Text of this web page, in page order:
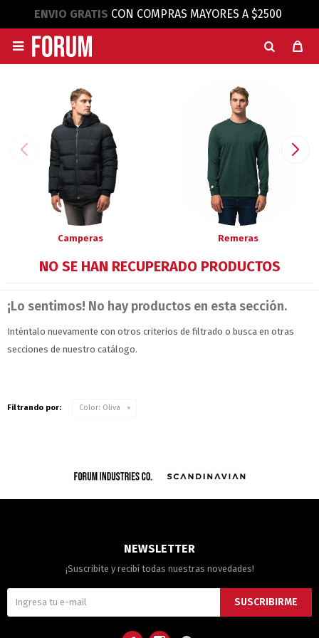
ENVIO GRATIS CON COMPRAS MAYORES A $2500

Camperas Remeras
NO SE HAN RECUPERADO PRODUCTOS
¡Lo sentimos! No hay productos en esta sección.
Inténtalo nuevamente con otros criterios de filtrado o busca en otras
secciones de nuestro catálogo.
Filtrando por: Color: Oliva
NEWSLETTER
¡Suscribite y recibí todas nuestras novedades!
SUSCRIBIRME